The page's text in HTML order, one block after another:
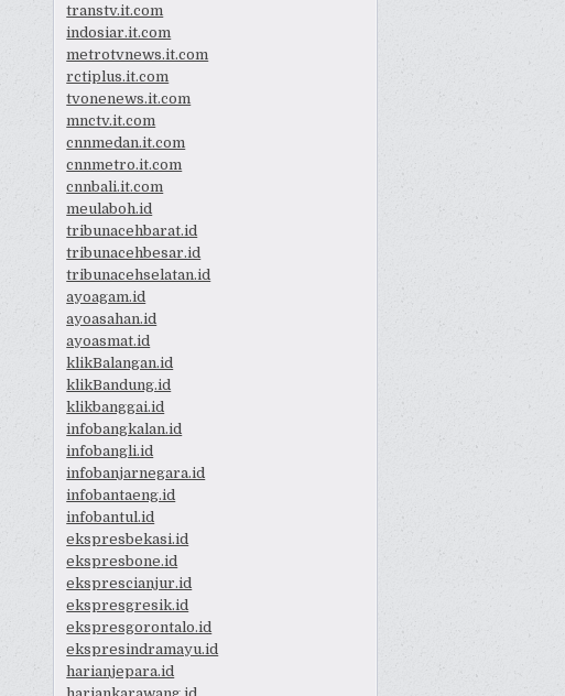
transtv.it.com
indosiar.it.com
metrotvnews.it.com
rctiplus.it.com
tvonenews.it.com
mnctv.it.com
cnnmedan.it.com
cnnmetro.it.com
cnnbali.it.com
meulaboh.id
tribunacehbarat.id
tribunacehbesar.id
tribunacehselatan.id
ayoagam.id
ayoasahan.id
ayoasmat.id
klikBalangan.id
klikBandung.id
klikbanggai.id
infobangkalan.id
infobangli.id
infobanjarnegara.id
infobantaeng.id
infobantul.id
ekspresbekasi.id
ekspresbone.id
eksprescianjur.id
ekspresgresik.id
ekspresgorontalo.id
ekspresindramayu.id
harianjepara.id